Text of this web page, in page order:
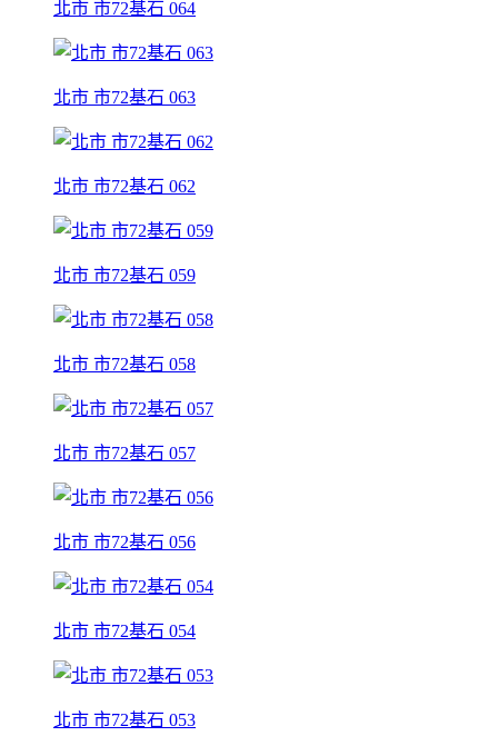
北市 市72基石 064
北市 市72基石 063
北市 市72基石 062
北市 市72基石 059
北市 市72基石 058
北市 市72基石 057
北市 市72基石 056
北市 市72基石 054
北市 市72基石 053